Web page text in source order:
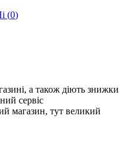
(0)
а також діють знижки
сервіс
магазин, тут великий